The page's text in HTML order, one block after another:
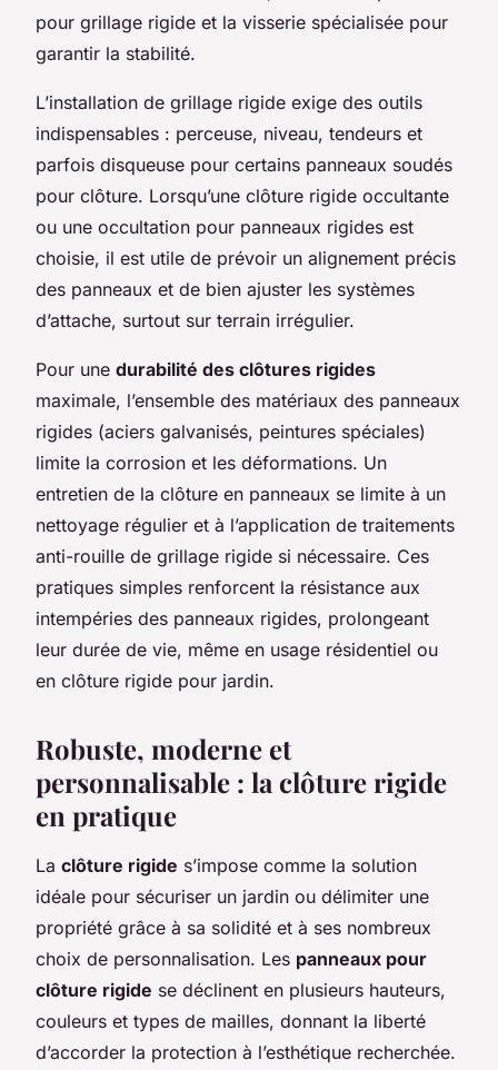
pour grillage rigide et la visserie spécialisée pour
garantir la stabilité.
L’installation de grillage rigide exige des outils
indispensables : perceuse, niveau, tendeurs et
parfois disqueuse pour certains panneaux soudés
pour clôture. Lorsqu’une clôture rigide occultante
ou une occultation pour panneaux rigides est
choisie, il est utile de prévoir un alignement précis
des panneaux et de bien ajuster les systèmes
d’attache, surtout sur terrain irrégulier.
Pour une durabilité des clôtures rigides
maximale, l’ensemble des matériaux des panneaux
rigides (aciers galvanisés, peintures spéciales)
limite la corrosion et les déformations. Un
entretien de la clôture en panneaux se limite à un
nettoyage régulier et à l’application de traitements
anti-rouille de grillage rigide si nécessaire. Ces
pratiques simples renforcent la résistance aux
intempéries des panneaux rigides, prolongeant
leur durée de vie, même en usage résidentiel ou
en clôture rigide pour jardin.
Robuste, moderne et
personnalisable : la clôture rigide
en pratique
La clôture rigide s’impose comme la solution
idéale pour sécuriser un jardin ou délimiter une
propriété grâce à sa solidité et à ses nombreux
choix de personnalisation. Les panneaux pour
clôture rigide se déclinent en plusieurs hauteurs,
couleurs et types de mailles, donnant la liberté
d’accorder la protection à l’esthétique recherchée.